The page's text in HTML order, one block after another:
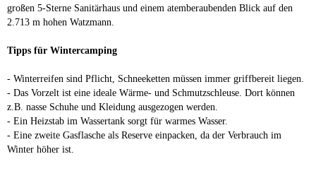
großen 5-Sterne Sanitärhaus und einem atemberaubenden Blick auf den
2.713 m hohen Watzmann.
Tipps für Wintercamping
- Winterreifen sind Pflicht, Schneeketten müssen immer griffbereit liegen.
- Das Vorzelt ist eine ideale Wärme- und Schmutzschleuse. Dort können
z.B. nasse Schuhe und Kleidung ausgezogen werden.
- Ein Heizstab im Wassertank sorgt für warmes Wasser.
- Eine zweite Gasflasche als Reserve einpacken, da der Verbrauch im
Winter höher ist.